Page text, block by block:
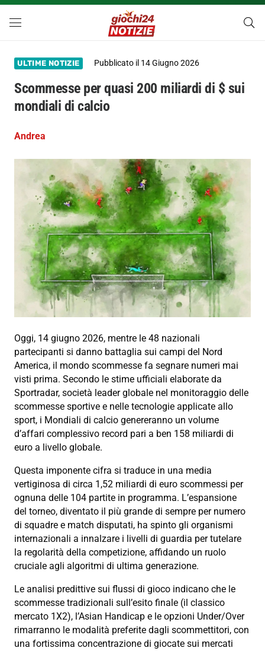
ULTIME NOTIZIE Pubblicato il 14 Giugno 2026
Scommesse per quasi 200 miliardi di $ sui
mondiali di calcio
Andrea
Oggi, 14 giugno 2026, mentre le 48 nazionali
partecipanti si danno battaglia sui campi del Nord
America, il mondo scommesse fa segnare numeri mai
visti prima. Secondo le stime ufficiali elaborate da
Sportradar, società leader globale nel monitoraggio delle
scommesse sportive e nelle tecnologie applicate allo
sport, i Mondiali di calcio genereranno un volume
d’affari complessivo record pari a ben 158 miliardi di
euro a livello globale.
Questa imponente cifra si traduce in una media
vertiginosa di circa 1,52 miliardi di euro scommessi per
ognuna delle 104 partite in programma. L’espansione
del torneo, diventato il più grande di sempre per numero
di squadre e match disputati, ha spinto gli organismi
internazionali a innalzare i livelli di guardia per tutelare
la regolarità della competizione, affidando un ruolo
cruciale agli algoritmi di ultima generazione.
Le analisi predittive sui flussi di gioco indicano che le
scommesse tradizionali sull’esito finale (il classico
mercato 1X2), l’Asian Handicap e le opzioni Under/Over
rimarranno le modalità preferite dagli scommettitori, con
una fortissima concentrazione di giocate sui mercati